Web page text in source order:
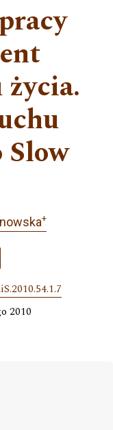
Slow
+
2010